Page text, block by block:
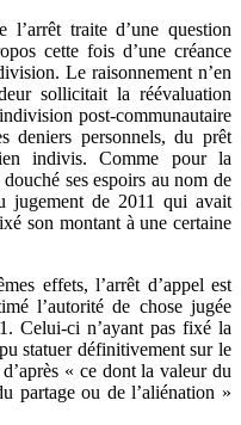
traite d’une question
cette fois d’une créance
Le raisonnement n’en
sollicitait la réévaluation
post-communautaire
deniers personnels, du prêt
indivis. Comme pour la
ses espoirs au nom de
jugement de 2011 qui avait
son montant à une certaine
effets, l’arrêt d’appel est
l’autorité de chose jugée
Celui-ci n’ayant pas fixé la
statuer définitivement sur le
« ce dont la valeur du
partage ou de l’aliénation »